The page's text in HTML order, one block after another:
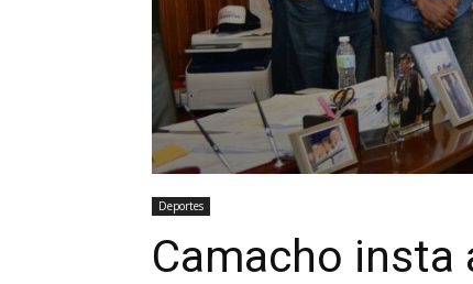
Deportes
Camacho insta